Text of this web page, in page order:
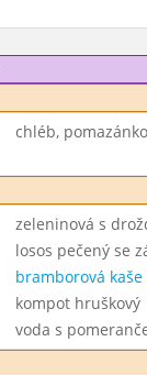
chléb,
zeleninová s
losos pečený se
bramborová kaše
kompot hruškový
voda s